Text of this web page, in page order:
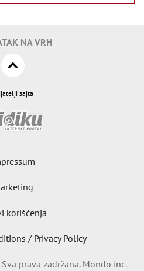
NA VRH
sajta
korišćenja
/ Privacy Policy
prava zadržana. Mondo inc.